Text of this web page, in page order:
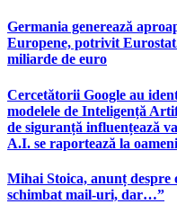
Germania generează
Europene, potrivit
miliarde de euro
Cercetătorii Google au
modelele de Inteligență
de siguranță influențează
A.I. se raportează la oameni
Mihai Stoica, anunț despre
schimbat mail-uri, dar…”